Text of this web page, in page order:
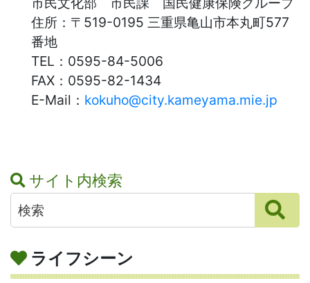
住所： 〒519-0195 三重県亀山市本丸町577
番地
TEL： 0595-84-5006
FAX： 0595-82-1434
E-Mail： kokuho@city.kameyama.mie.jp
サイト内検索
ライフシーン